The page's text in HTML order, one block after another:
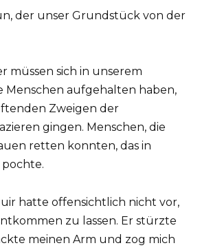
der unser Grundstück von der
müssen sich in unserem
Menschen aufgehalten haben,
Zweigen der
gingen. Menschen, die
retten konnten, das in
hatte offensichtlich nicht vor,
zu lassen. Er stürzte
meinen Arm und zog mich